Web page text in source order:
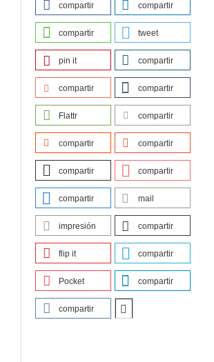
compartir compartir
compartir tweet
pin it compartir
compartir compartir
Flattr compartir
compartir compartir
compartir compartir
compartir mail
impresión compartir
flip it compartir
Pocket compartir
compartir